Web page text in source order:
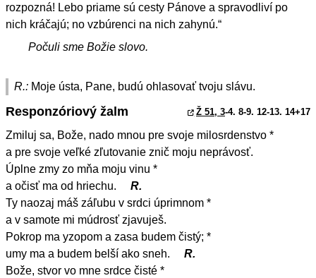
rozpozná! Lebo priame sú cesty Pánove a spravodliví po
nich kráčajú; no vzbúrenci na nich zahynú.“
Počuli sme Božie slovo.
R.: Moje ústa, Pane, budú ohlasovať tvoju slávu.
Responzóriový žalm Ž 51, 3-4. 8-9. 12-13. 14+17
Zmiluj sa, Bože, nado mnou pre svoje milosrdenstvo *
a pre svoje veľké zľutovanie znič moju neprávosť.
Úplne zmy zo mňa moju vinu *
a očisť ma od hriechu.
R.
Ty naozaj máš záľubu v srdci úprimnom *
a v samote mi múdrosť zjavuješ.
Pokrop ma yzopom a zasa budem čistý; *
umy ma a budem belší ako sneh.
R.
Bože, stvor vo mne srdce čisté *